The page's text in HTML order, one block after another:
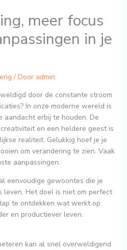
meer focus
in je
/ Door admin
door de constante stroom
In onze moderne wereld is
aandacht erbij te houden. De
en een heldere geest is
realiteit. Gelukkig hoef je je
om verandering te zien. Vaak
aanpassingen.
eenvoudige gewoontes die je
leven. Het doel is niet om perfect
te ontdekken wat werkt op
en productiever leven.
kan al snel overweldigend